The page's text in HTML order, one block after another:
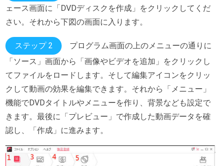
ェース画面に「DVDディスクを作成」をクリックしてくだ
さい。それから下図の画面に入ります。
ステップ 2
プログラム画面の上のメニューの通りに
「ソース」画面から「画像やビデオを追加」をクリックし
てファイルをロードします。そして編集アイコンをクリッ
クして動画の効果を編集できます。それから「メニュー」
機能でDVDタイトルやメニューを作り、背景なども設定で
きます。最後に「プレビュー」で作成した動画データを確
認し、「作成」に進みます。